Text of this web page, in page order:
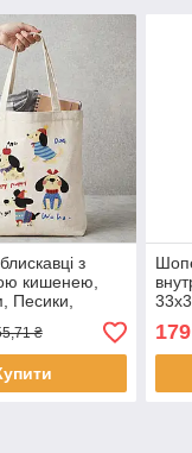
з
кишенею,
Песики,
Сумка шопер з
сумка для
₴ 179